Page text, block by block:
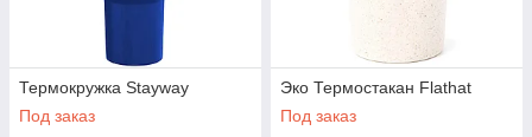
Термокружка Stayway
Под заказ
Эко Термостакан Flathat
Под заказ